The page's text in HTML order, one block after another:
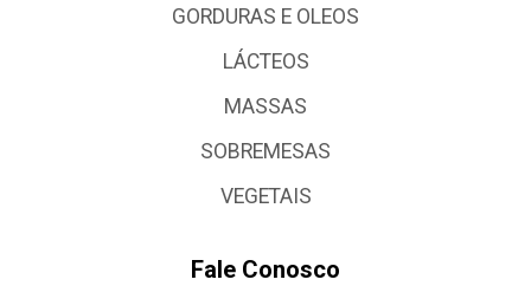
GORDURAS E OLEOS
LÁCTEOS
MASSAS
SOBREMESAS
VEGETAIS
Fale Conosco